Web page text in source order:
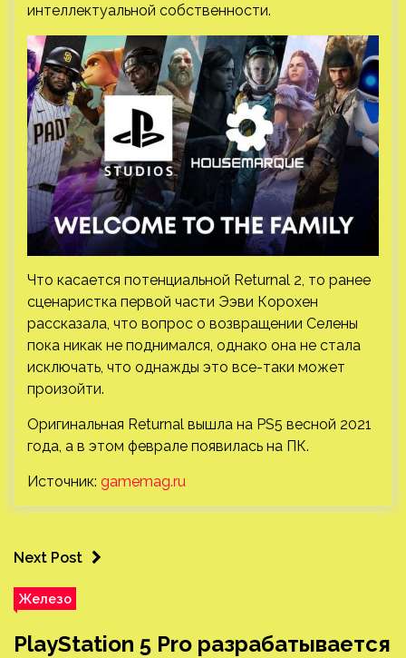
интеллектуальной собственности.
Что касается потенциальной Returnal 2, то ранее
сценаристка первой части Ээви Корохен
рассказала, что вопрос о возвращении Селены
пока никак не поднимался, однако она не стала
исключать, что однажды это все-таки может
произойти.
Оригинальная Returnal вышла на PS5 весной 2021
года, а в этом феврале появилась на ПК.
Источник: gamemag.ru
Next Post
Железо
PlayStation 5 Pro разрабатывается